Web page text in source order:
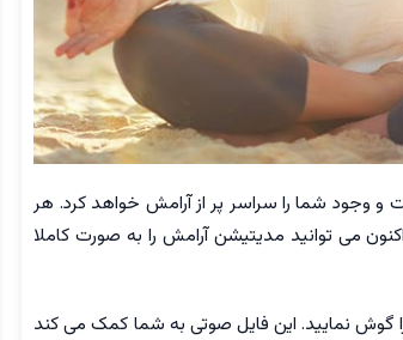
تنظیم شده است و وجود شما را سراسر پر از آرامش خواهد کرد. هر
می توانید مدیتیشن آرامش را به صورت کاملا
را گوش نمایید. این فایل صوتی به شما کمک می کند